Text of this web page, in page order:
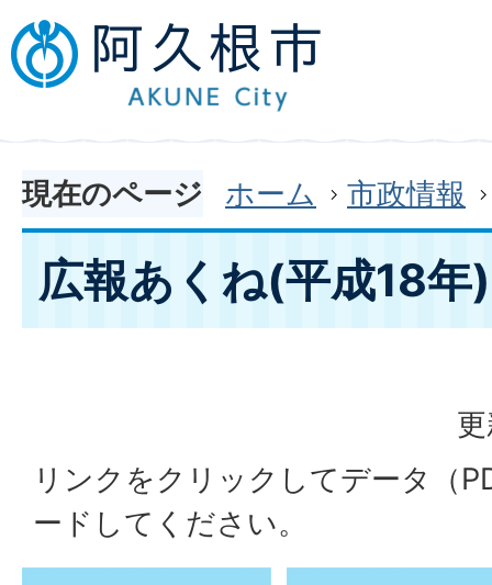
現在のページ ホーム 市政情報
広報あくね(平成18年)
リンクをクリックしてデータ（
ードしてください。